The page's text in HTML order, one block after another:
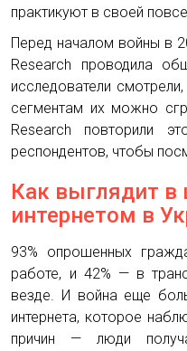
практикуют в своей
Перед началом войны в
Research проводила
исследователи
сегментам их можно
Research повторили
респондентов, чтобы
Как выглядит в
интернетом в
93% опрошенных
работе, и 42% — в
везде. И война еще
интернета, которое
причин — люди